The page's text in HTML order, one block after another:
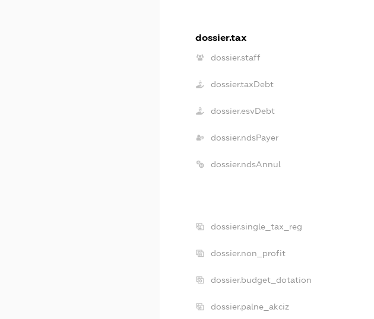
dossier.tax
dossier.staff
dossier.taxDebt
dossier.esvDebt
dossier.ndsPayer
dossier.ndsAnnul
dossier.single_tax_reg
dossier.non_profit
dossier.budget_dotation
dossier.palne_akciz